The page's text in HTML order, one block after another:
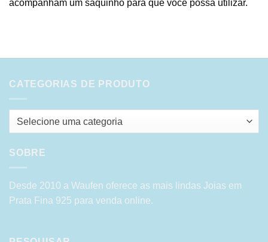
acompanham um saquinho para que você possa utilizar.
CATEGORIAS DE PRODUTO
Selecione uma categoria
SOBRE
Desde 2010 a Waufen oferece as mais lindas Joias em
Prata Fina 925 para venda online.